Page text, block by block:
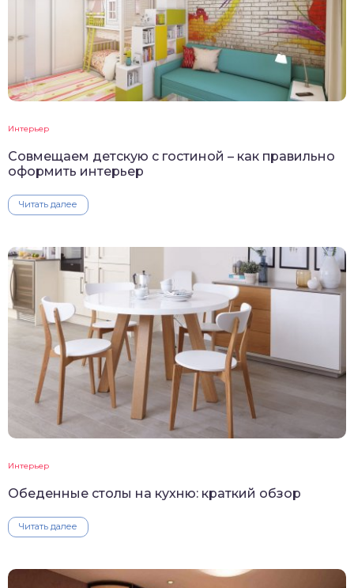
Интерьер
Совмещаем детскую с гостиной – как правильно
оформить интерьер
Читать далее
Интерьер
Обеденные столы на кухню: краткий обзор
Читать далее